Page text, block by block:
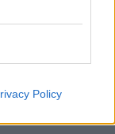
Policy
és hírlevelünk a